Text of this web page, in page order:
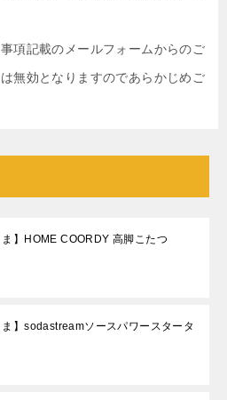
項記載のメールフォームからのご
無効となりますのであらかじめご
ま】HOME COORDY 高脚こたつ
ま】sodastreamソースパワースタータ